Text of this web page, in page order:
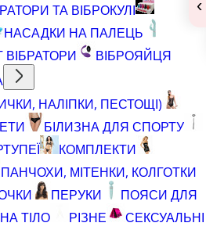
ТА ВІБРОКУЛІ
НАСАДКИ НА ПАЛЕЦЬ
ВІБРОЯЙЦЯ
НАЛІПКИ, ПЕСТОЩІ)
БІЛИЗНА ДЛЯ СПОРТУ
КОМПЛЕКТИ
ПАНЧОХИ, МІТЕНКИ, КОЛГОТКИ
ПЕРУКИ
ПОЯСИ ДЛЯ
ТІЛО РІЗНЕ
СЕКСУАЛЬНІ
‹